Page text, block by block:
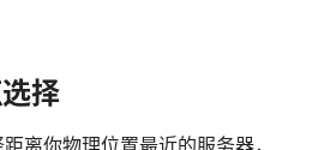
择
离你物理位置最近的服务器，